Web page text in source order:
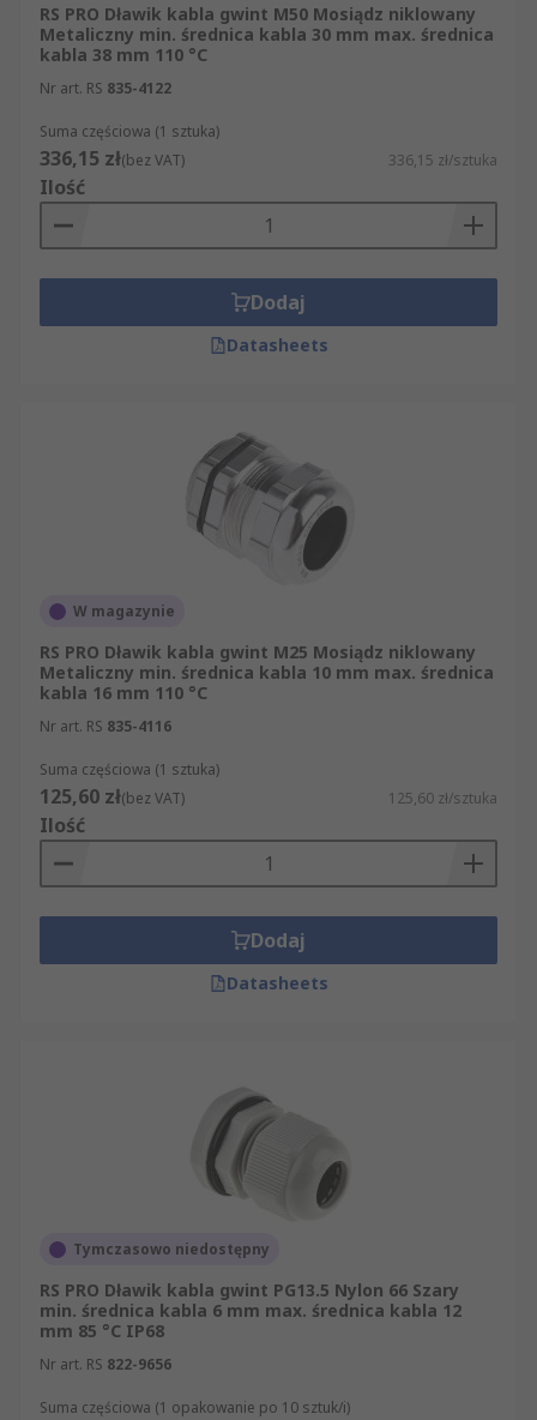
RS PRO Dławik kabla gwint M50 Mosiądz niklowany
Metaliczny min. średnica kabla 30 mm max. średnica
kabla 38 mm 110 °C
Nr art. RS 835-4122
Suma częściowa (1 sztuka)
336,15 zł(bez VAT) 336,15 zł/sztuka
Ilość
Dodaj
Datasheets
W magazynie
RS PRO Dławik kabla gwint M25 Mosiądz niklowany
Metaliczny min. średnica kabla 10 mm max. średnica
kabla 16 mm 110 °C
Nr art. RS 835-4116
Suma częściowa (1 sztuka)
125,60 zł(bez VAT) 125,60 zł/sztuka
Ilość
Dodaj
Datasheets
Tymczasowo niedostępny
RS PRO Dławik kabla gwint PG13.5 Nylon 66 Szary
min. średnica kabla 6 mm max. średnica kabla 12
mm 85 °C IP68
Nr art. RS 822-9656
Suma częściowa (1 opakowanie po 10 sztuk/i)